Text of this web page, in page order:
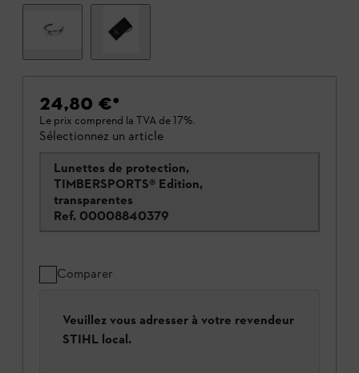
24,80 €*
Le prix comprend la TVA de 17%.
Sélectionnez un article
Lunettes de protection,
TIMBERSPORTS® Edition,
transparentes
Ref. 00008840379
Comparer
Veuillez vous adresser à votre revendeur
STIHL local.